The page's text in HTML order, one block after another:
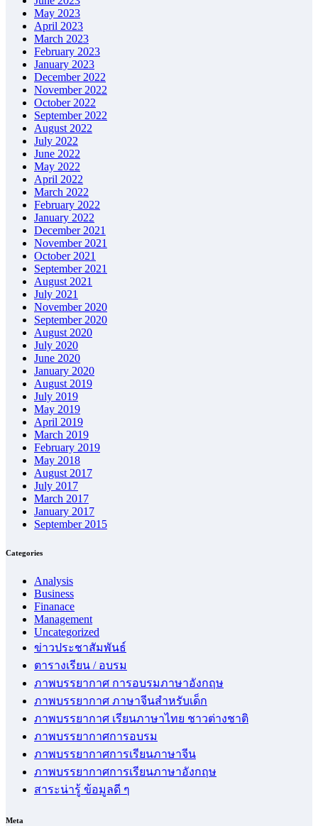
May 2023
April 2023
March 2023
February 2023
January 2023
December 2022
November 2022
October 2022
September 2022
August 2022
July 2022
June 2022
May 2022
April 2022
March 2022
February 2022
January 2022
December 2021
November 2021
October 2021
September 2021
August 2021
July 2021
November 2020
September 2020
August 2020
July 2020
June 2020
January 2020
August 2019
July 2019
May 2019
April 2019
March 2019
February 2019
May 2018
August 2017
July 2017
March 2017
January 2017
September 2015
Categories
Analysis
Business
Finanace
Management
Uncategorized
ข่าวประชาสัมพันธ์
ตารางเรียน / อบรม
ภาพบรรยากาศ การอบรมภาษาอังกฤษ
ภาพบรรยากาศ ภาษาจีนสำหรับเด็ก
ภาพบรรยากาศ เรียนภาษาไทย ชาวต่างชาติ
ภาพบรรยากาศการอบรม
ภาพบรรยากาศการเรียนภาษาจีน
ภาพบรรยากาศการเรียนภาษาอังกฤษ
สาระน่ารู้ ข้อมูลดี ๆ
Meta